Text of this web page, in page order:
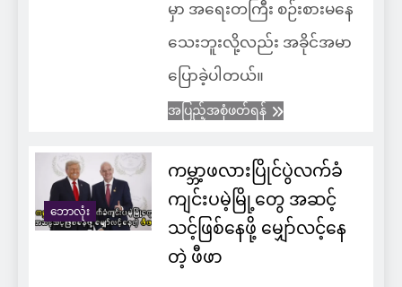
မှာ အရေးတကြီး စဉ်းစားမနေ
သေးဘူးလို့လည်း အခိုင်အမာ
ပြောခဲ့ပါတယ်။
အပြည့်အစုံဖတ်ရန်
ဘောလုံး
ကမ္ဘာ့ဖလားပြိုင်ပွဲလက်ခံ
ကျင်းပမဲ့မြို့တွေ အဆင့်
သင့်ဖြစ်နေဖို့ မျှော်လင့်နေ
တဲ့ ဖီဖာ